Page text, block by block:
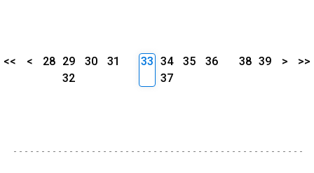
<< < 28 29 30
31
32
33 34 35
36
37
38 39 > >>